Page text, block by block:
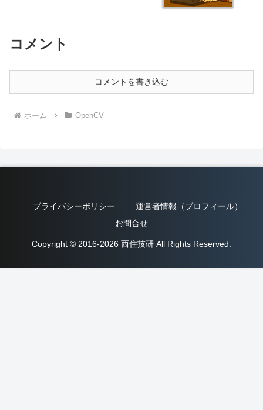
コメント
コメントを書き込む
ホーム OpenCV
プライバシーポリシー
運営者情報（プロフィール）
お問合せ
Copyright © 2016-2026 西住技研 All Rights Reserved.